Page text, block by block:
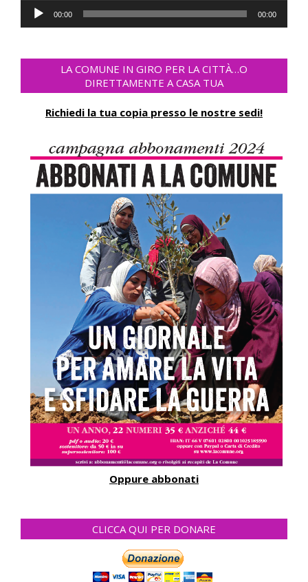
Audio
Player
00:00 00:00
LA COMUNE IN GIRO PER LA CITTÀ…O
DIRETTAMENTE A CASA TUA
Richiedi la tua copia presso le nostre sedi!
Oppure abbonati
CLICCA QUI PER DONARE